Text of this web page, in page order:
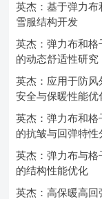
英杰：基于弹力
雪服结构开发
英杰：弹力布和
的动态舒适性研究
英杰：应用于防
安全与保暖性能优
英杰：弹力布和
的抗皱与回弹特性
英杰：弹力布与
的结构性能优化
英杰：高保暖高